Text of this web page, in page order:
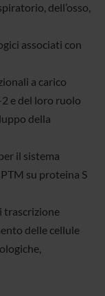
dell’osso,
associati con
a carico
e del loro ruolo
della
il sistema
su proteina S
delle cellule